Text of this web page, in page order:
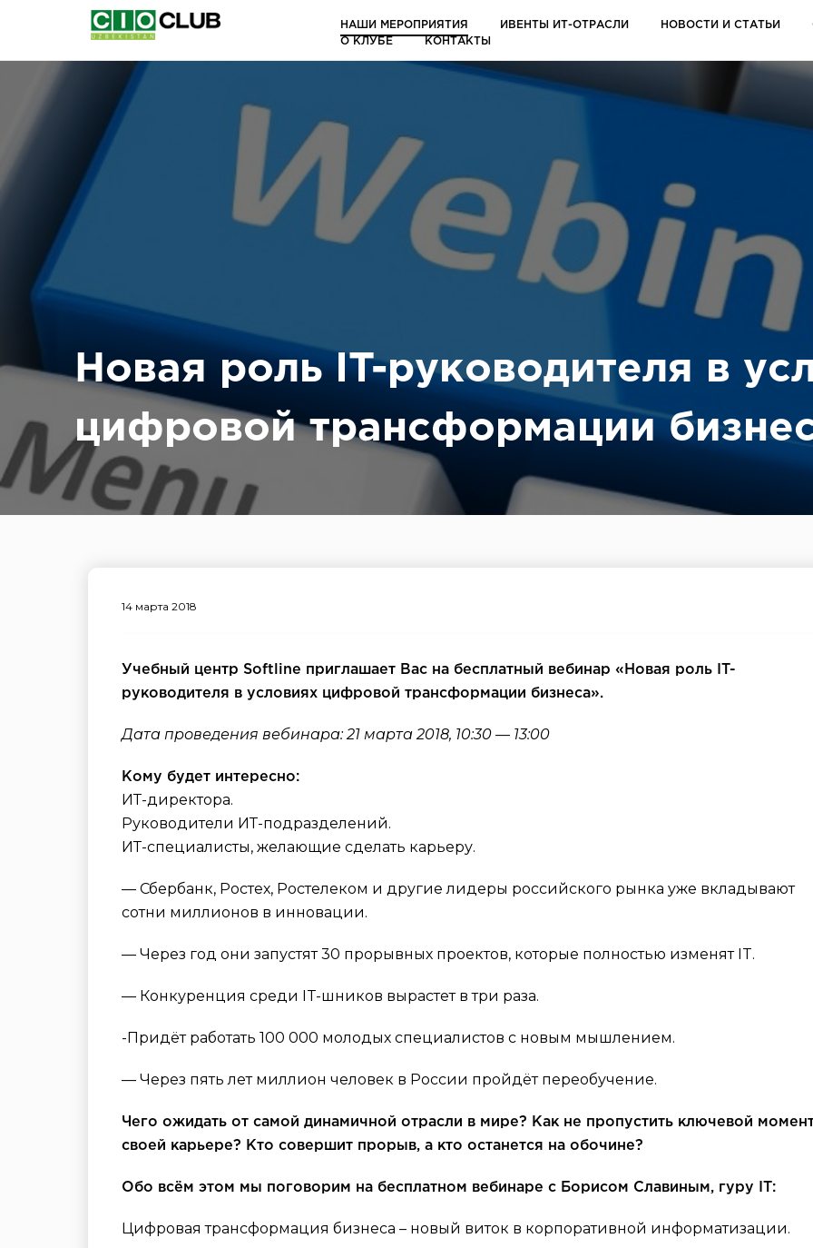
НАШИ МЕРОПРИЯТИЯ ИВЕНТЫ ИТ-ОТРАСЛИ НОВОСТИ И СТАТЬИ
О КЛУБЕ
КОНТАКТЫ
Новая роль IT-руководителя в
цифровой трансформации
14 марта 2018
Учебный центр Softline приглашает Вас на бесплатный вебинар «Новая роль IT-
руководителя в условиях цифровой трансформации бизнеса».
Дата проведения вебинара: 21 марта 2018, 10:30 — 13:00
Кому будет интересно:
ИТ-директора.
Руководители ИТ-подразделений.
ИТ-специалисты, желающие сделать карьеру.
— Сбербанк, Ростех, Ростелеком и другие лидеры российского рынка уже вкладывают
сотни миллионов в инновации.
— Через год они запустят 30 прорывных проектов, которые полностью изменят IT.
— Конкуренция среди IT-шников вырастет в три раза.
-Придёт работать 100 000 молодых специалистов с новым мышлением.
— Через пять лет миллион человек в России пройдёт переобучение.
Чего ожидать от самой динамичной отрасли в мире? Как не пропустить ключевой
своей карьере? Кто совершит прорыв, а кто останется на обочине?
Обо всём этом мы поговорим на бесплатном вебинаре с Борисом Славиным, гуру IT:
Цифровая трансформация бизнеса – новый виток в корпоративной информатизации.